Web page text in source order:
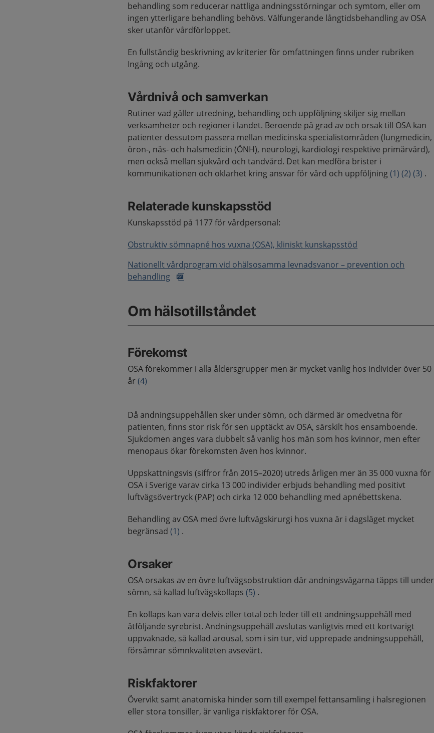
behandling som reducerar nattliga andningsstörningar och symtom, eller om
ingen ytterligare behandling behövs. Välfungerande långtidsbehandling av OSA
sker utanför vårdförloppet.
En fullständig beskrivning av kriterier för omfattningen finns under rubriken
Ingång och utgång.
Vårdnivå och samverkan
Rutiner vad gäller utredning, behandling och uppföljning skiljer sig mellan
verksamheter och regioner i landet. Beroende på grad av och orsak till OSA kan
patienter dessutom passera mellan medicinska specialistområden (lungmedicin,
öron-, näs- och halsmedicin (ÖNH), neurologi, kardiologi respektive primärvård),
men också mellan sjukvård och tandvård. Det kan medföra brister i
kommunikationen och oklarhet kring ansvar för vård och uppföljning(1) (2) (3) .
Relaterade kunskapsstöd
Kunskapsstöd på 1177 för vårdpersonal:
Obstruktiv sömnapné hos vuxna (OSA), kliniskt kunskapsstöd
Nationellt vårdprogram vid ohälsosamma levnadsvanor – prevention och
behandling
Om hälsotillståndet
Förekomst
OSA förekommer i alla åldersgrupper men är mycket vanlig hos individer över 50
år(4)
Då andningsuppehållen sker under sömn, och därmed är omedvetna för
patienten, finns stor risk för sen upptäckt av OSA, särskilt hos ensamboende.
Sjukdomen anges vara dubbelt så vanlig hos män som hos kvinnor, men efter
menopaus ökar förekomsten även hos kvinnor.
Uppskattningsvis (siffror från 2015–2020) utreds årligen mer än 35 000 vuxna för
OSA i Sverige varav cirka 13 000 individer erbjuds behandling med positivt
luftvägsövertryck (PAP) och cirka 12 000 behandling med apnébettskena.
Behandling av OSA med övre luftvägskirurgi hos vuxna är i dagsläget mycket
begränsad(1) .
Orsaker
OSA orsakas av en övre luftvägsobstruktion där andningsvägarna täpps till under
sömn, så kallad luftvägskollaps(5) .
En kollaps kan vara delvis eller total och leder till ett andningsuppehåll med
åtföljande syrebrist. Andningsuppehåll avslutas vanligtvis med ett kortvarigt
uppvaknade, så kallad arousal, som i sin tur, vid upprepade andningsuppehåll,
försämrar sömnkvaliteten avsevärt.
Riskfaktorer
Övervikt samt anatomiska hinder som till exempel fettansamling i halsregionen
eller stora tonsiller, är vanliga riskfaktorer för OSA.